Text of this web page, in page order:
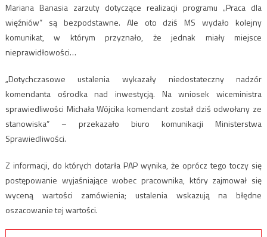
Mariana Banasia zarzuty dotyczące realizacji programu „Praca dla
więźniów” są bezpodstawne. Ale oto dziś MS wydało kolejny
komunikat, w którym przyznało, że jednak miały miejsce
nieprawidłowości…
„Dotychczasowe ustalenia wykazały niedostateczny nadzór
komendanta ośrodka nad inwestycją. Na wniosek wiceministra
sprawiedliwości Michała Wójcika komendant został dziś odwołany ze
stanowiska” – przekazało biuro komunikacji Ministerstwa
Sprawiedliwości.
Z informacji, do których dotarła PAP wynika, że oprócz tego toczy się
postępowanie wyjaśniające wobec pracownika, który zajmował się
wyceną wartości zamówienia; ustalenia wskazują na błędne
oszacowanie tej wartości.